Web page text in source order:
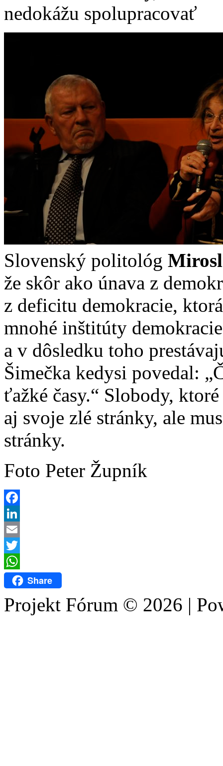
nedokážu spolupracovať
Slovenský politológ
že skôr ako únava z
z deficitu demokracie,
mnohé inštitúty
a v dôsledku toho
Šimečka kedysi povedal:
ťažké časy.“ Slobody,
aj svoje zlé stránky, ale
stránky.
Foto Peter Župník
Facebook
LinkedIn
Email
Twitter
WhatsAppShare
Projekt Fórum © 2026 |